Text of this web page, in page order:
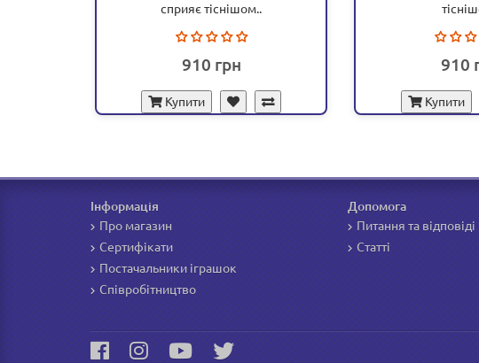
сприяє тіснішом..
910
Купити
910
Купити
Інформація
Про магазин
Сертифікати
Постачальники іграшок
Співробітництво
Допомога
Питання та відповіді
Статті